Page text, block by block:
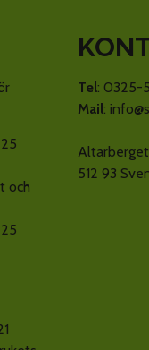
och
Tel: 0325-
Mail:
512 93